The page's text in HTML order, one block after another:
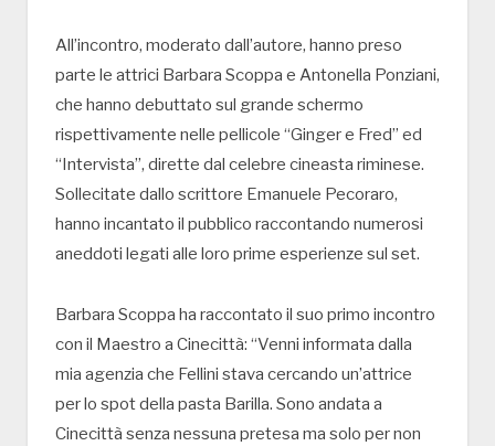
All’incontro, moderato dall’autore, hanno preso
parte le attrici Barbara Scoppa e Antonella Ponziani,
che hanno debuttato sul grande schermo
rispettivamente nelle pellicole “Ginger e Fred” ed
“Intervista”, dirette dal celebre cineasta riminese.
Sollecitate dallo scrittore Emanuele Pecoraro,
hanno incantato il pubblico raccontando numerosi
aneddoti legati alle loro prime esperienze sul set.
Barbara Scoppa ha raccontato il suo primo incontro
con il Maestro a Cinecittà: “Venni informata dalla
mia agenzia che Fellini stava cercando un’attrice
per lo spot della pasta Barilla. Sono andata a
Cinecittà senza nessuna pretesa ma solo per non